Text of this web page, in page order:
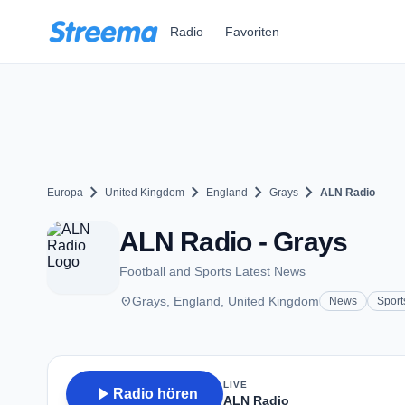
Radio Favoriten
Europa chevron_right United Kingdom chevron_right England chevron_right Grays chevron_right ALN Radio
ALN Radio - Grays
Football and Sports Latest News
placeGrays, England, United Kingdom News
play_arrow Radio hören
LIVE
ALN Radio